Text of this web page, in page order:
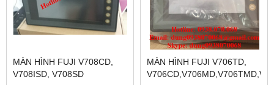
MÀN HÌNH FUJI V708CD,
V708ISD, V708SD
MÀN HÌNH FUJI V706TD,